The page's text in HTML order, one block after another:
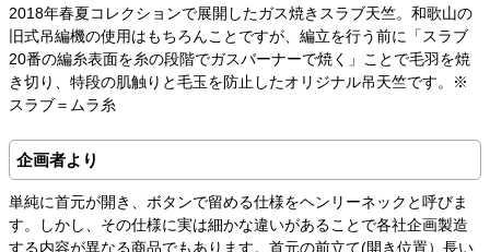
2018年春夏コレクションで展開したガス焼きスラブ天竺。和歌山の
旧式吊編機の使用はもちろんことですが、編立を行う前に「スラブ
20番の編糸表面を糸の段階でガスバーナーで焼く」ことで毛羽を焼
き切り、特段の肌触りと毛玉を防止したオリジナル吊天竺です。※
スラブ＝ムラ糸
企画者より
単純に首元が開き、ボタンで留める仕様をヘンリーネックと呼びま
す。しかし、その仕様に実は細かな違いがあることで各社企画製造
する内容が異なる商品でもあります。首元の前立て(開き位置）長い